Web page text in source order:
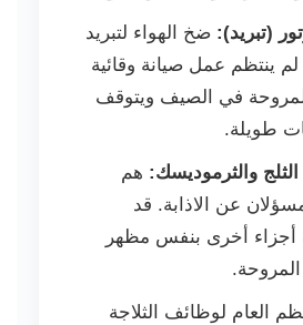
(تبريد): ضخ الهواء لتبريد
لم ينتظم عمل صيانة وقائية
في الصيف ويتوقف
طويلة.
والثرموديسك: هم
عن الاذابة. قد
أخرى بنفس مظهر
العام لوظائف الثلاجة